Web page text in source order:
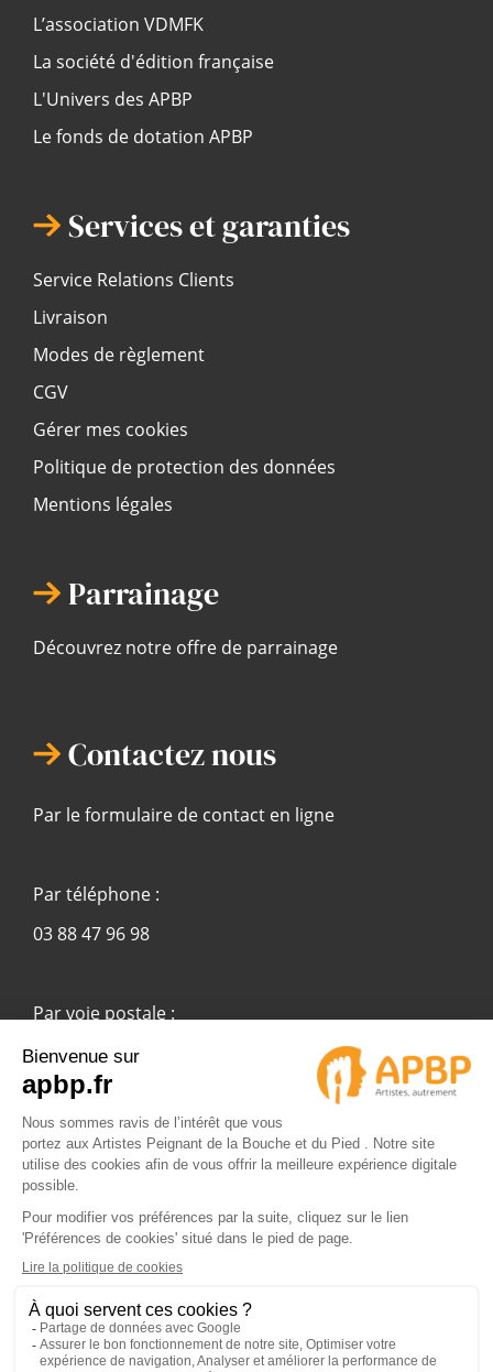
L’association VDMFK
La société d'édition française
L'Univers des APBP
Le fonds de dotation APBP
Services et garanties
Service Relations Clients
Livraison
Modes de règlement
CGV
Gérer mes cookies
Politique de protection des données
Mentions légales
Parrainage
Découvrez notre offre de parrainage
Contactez nous
Par le formulaire de contact en ligne
Par téléphone :
03 88 47 96 98
Par voie postale :
APBP
37 route Ecospace - Molsheim
67955 Strasbourg Cedex 9